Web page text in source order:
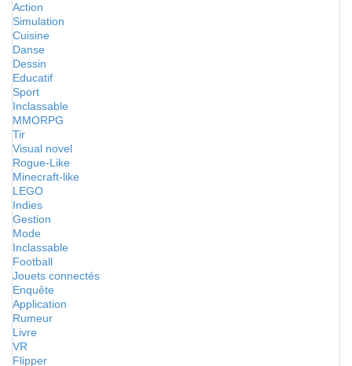
Action
Simulation
Cuisine
Danse
Dessin
Educatif
Sport
Inclassable
MMORPG
Tir
Visual novel
Rogue-Like
Minecraft-like
LEGO
Indies
Gestion
Mode
Inclassable
Football
Jouets connectés
Enquête
Application
Rumeur
Livre
VR
Flipper